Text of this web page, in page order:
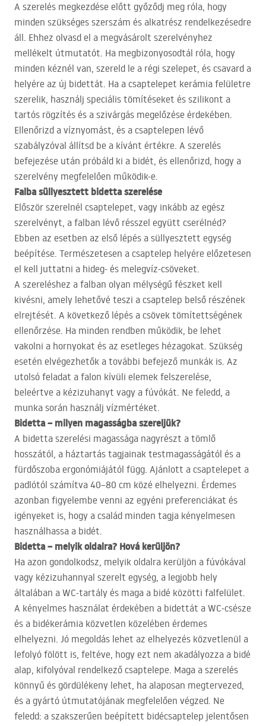
A szerelés megkezdése előtt győződj meg róla, hogy
minden szükséges szerszám és alkatrész rendelkezésedre
áll. Ehhez olvasd el a megvásárolt szerelvényhez
mellékelt útmutatót. Ha megbizonyosodtál róla, hogy
minden kéznél van, szereld le a régi szelepet, és csavard a
helyére az új bidettát. Ha a csaptelepet kerámia felületre
szerelik, használj speciális tömítéseket és szilikont a
tartós rögzítés és a szivárgás megelőzése érdekében.
Ellenőrizd a víznyomást, és a csaptelepen lévő
szabályzóval állítsd be a kívánt értékre. A szerelés
befejezése után próbáld ki a bidét, és ellenőrizd, hogy a
szerelvény megfelelően működik-e.
Falba süllyesztett bidetta szerelése
Először szerelnél csaptelepet, vagy inkább az egész
szerelvényt, a falban lévő résszel együtt cserélnéd?
Ebben az esetben az első lépés a süllyesztett egység
beépítése. Természetesen a csaptelep helyére előzetesen
el kell juttatni a hideg- és melegvíz-csöveket.
A szereléshez a falban olyan mélységű fészket kell
kivésni, amely lehetővé teszi a csaptelep belső részének
elrejtését. A következő lépés a csövek tömítettségének
ellenőrzése. Ha minden rendben működik, be lehet
vakolni a hornyokat és az esetleges hézagokat. Szükség
esetén elvégezhetők a további befejező munkák is. Az
utolsó feladat a falon kívüli elemek felszerelése,
beleértve a kézizuhanyt vagy a fúvókát. Ne feledd, a
munka során használj vízmértéket.
Bidetta – milyen magasságba szereljük?
A bidetta szerelési magassága nagyrészt a tömlő
hosszától, a háztartás tagjainak testmagasságától és a
fürdőszoba ergonómiájától függ. Ajánlott a csaptelepet a
padlótól számítva 40–80 cm közé elhelyezni. Érdemes
azonban figyelembe venni az egyéni preferenciákat és
igényeket is, hogy a család minden tagja kényelmesen
használhassa a bidét.
Bidetta – melyik oldalra? Hová kerüljön?
Ha azon gondolkodsz, melyik oldalra kerüljön a fúvókával
vagy kézizuhannyal szerelt egység, a legjobb hely
általában a WC-tartály és maga a bidé közötti falfelület.
A kényelmes használat érdekében a bidettát a WC-csésze
és a bidékerámia közvetlen közelében érdemes
elhelyezni. Jó megoldás lehet az elhelyezés közvetlenül a
lefolyó fölött is, feltéve, hogy ezt nem akadályozza a bidé
alap, kifolyóval rendelkező csaptelepe. Maga a szerelés
könnyű és gördülékeny lehet, ha alaposan megtervezed,
és a gyártó útmutatójának megfelelően végzed. Ne
feledd: a szakszerűen beépített bidécsaptelep jelentősen